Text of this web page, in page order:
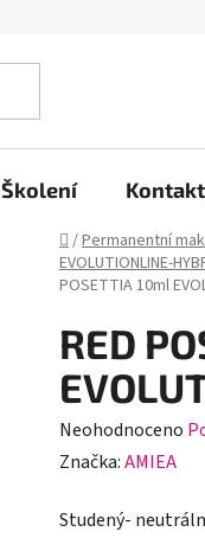
Školení
Domů
/Permanentní
EVOLUTIONLINE-
POSETTIA 10ml
RED
Průměrné
hodnocení
je
Neohodnoceno
Značka:AMIEA
Studený-